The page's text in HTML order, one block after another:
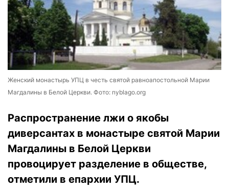
Женский монастырь УПЦ в честь святой равноапостольной Марии
Магдалины в Белой Церкви. Фото: nyblago.org
Распространение лжи о якобы
диверсантах в монастыре святой Марии
Магдалины в Белой Церкви
провоцирует разделение в обществе,
отметили в епархии УПЦ.